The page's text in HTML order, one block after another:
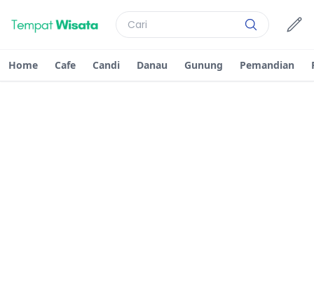
Home Cafe Candi Danau Gunung Pemandian